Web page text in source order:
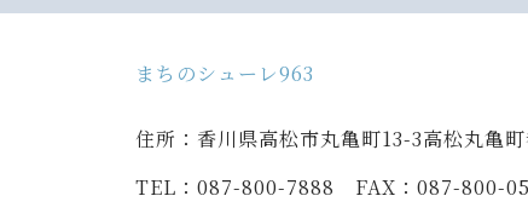
ま ちのシューレ963
住所：香川県高松市丸亀町13-3高松丸亀
TEL ： 087-800-7888 FAX ： 087-800-